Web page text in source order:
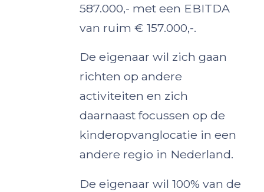
587.000,- met een EBITDA
van ruim € 157.000,-.
De eigenaar wil zich gaan
richten op andere
activiteiten en zich
daarnaast focussen op de
kinderopvanglocatie in een
andere regio in Nederland.
De eigenaar wil 100% van de